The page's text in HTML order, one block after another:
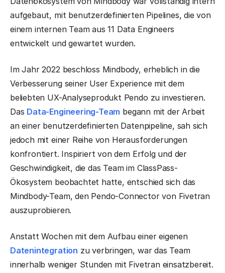
aufgebaut, mit benutzerdefinierten Pipelines, die von
einem internen Team aus 11 Data Engineers
entwickelt und gewartet wurden.
Im Jahr 2022 beschloss Mindbody, erheblich in die
Verbesserung seiner User Experience mit dem
beliebten UX-Analyseprodukt Pendo zu investieren.
Das Data-Engineering-Team begann mit der Arbeit
an einer benutzerdefinierten Datenpipeline, sah sich
jedoch mit einer Reihe von Herausforderungen
konfrontiert. Inspiriert von dem Erfolg und der
Geschwindigkeit, die das Team im ClassPass-
Ökosystem beobachtet hatte, entschied sich das
Mindbody-Team, den Pendo-Connector von Fivetran
auszuprobieren.
Anstatt Wochen mit dem Aufbau einer eigenen
Datenintegration zu verbringen, war das Team
innerhalb weniger Stunden mit Fivetran einsatzbereit.